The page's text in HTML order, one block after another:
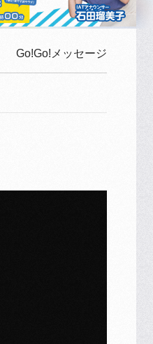
Go!Go!メッセージはこち